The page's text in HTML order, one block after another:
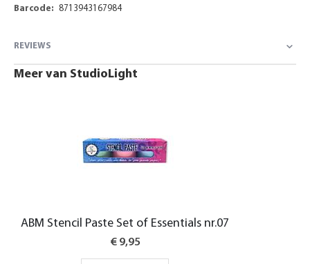
informatie
8713943167984
REVIEWS
Meer van StudioLight
ABM Stencil Paste Set of Essentials nr.07
€ 9,95